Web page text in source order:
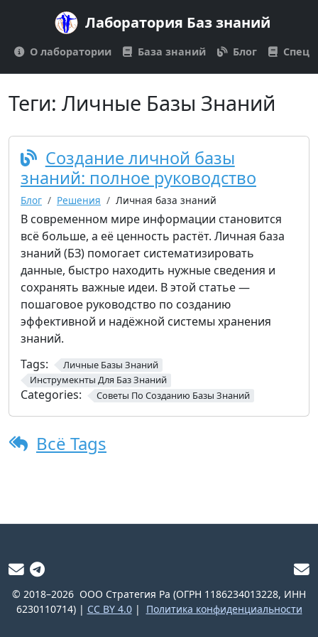
Лаборатория Баз знаний
О лаборатории База знаний Блог
Теги: Личные Базы Знаний
Создание личной базы
знаний: полное руководство
Блог Решения Личная база знаний
В современном мире информации становится
всё больше, а её ценность растёт. Личная база
знаний (БЗ) помогает систематизировать
данные, быстро находить нужные сведения и
сохранять важные идеи. В этой статье —
пошаговое руководство по созданию
эффективной и надёжной системы хранения
знаний.
Tags:
Личные Базы Знаний
Инструмекнты Для Баз Знаний
Categories: Советы По Созданию Базы Знаний
Всё Tags
© 2018–2026 ООО Стратегия Ра (ОГРН 1186234013228, ИНН
6230110714) | CC BY 4.0| Политика конфиденциальности